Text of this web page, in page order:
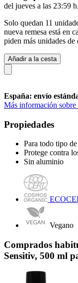
del jueves a las 23:59 h.
Solo quedan 11
nueva remesa está en
piden más unidades de
Añadir a la cesta
España: envío
Más información sobre
Propiedades
Para todo tipo
Protege contra
Sin aluminio
Vegano
Comprados
Sensitiv, 500 ml